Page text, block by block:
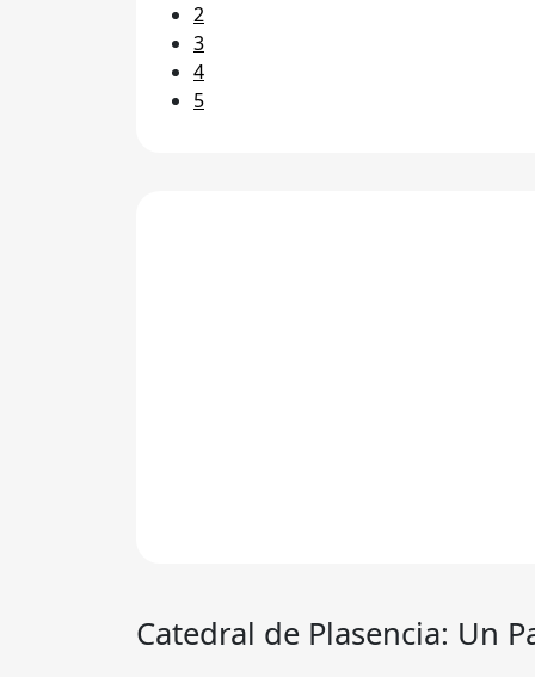
2
3
4
5
Catedral de Plasencia: Un